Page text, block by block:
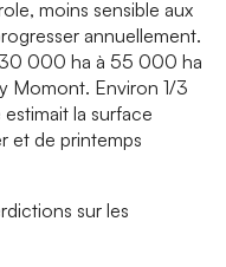
moins sensible aux
annuellement.
30 000 ha à 55 000 ha
Momont. Environ 1/3
la surface
et de printemps
sur les